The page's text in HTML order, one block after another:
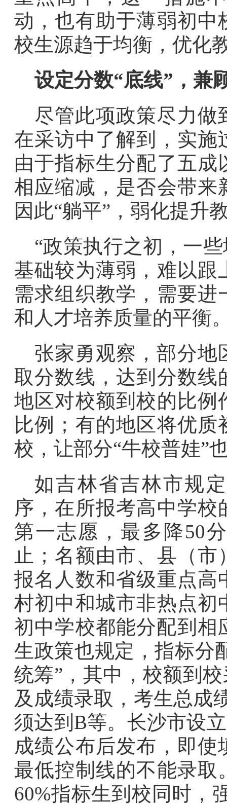
动，也有助于薄弱初中
校生源趋于均衡，优化
设定分数“底线”，兼
尽管此项政策尽力做
在采访中了解到，实施
由于指标生分配了五
相应缩减，是否会带来
因此“躺平”，弱化提升
“政策执行之初，一
基础较为薄弱，难以跟
需求组织教学，需要
和人才培养质量的平衡
张家勇观察，部分地
取分数线，达到分数线
地区对校额到校的比例
比例；有的地区将优
校，让部分“牛校普娃”
如吉林省吉林市规
序，在所报考高中学
第一志愿，最多降50
止；名额由市、县（
报名人数和省级重点高
村初中和城市非热点初
初中学校都能分配到相
生政策也规定，指标分
统筹”，其中，校额到
及成绩录取，考生总成
须达到B等。长沙市设
成绩公布后发布，即
最低控制线的不能录取
60%指标生到校同时，